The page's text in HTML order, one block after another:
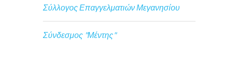
Σύλλογος Επαγγελματιών Μεγανησίου
Σύνδεσμος "Μέντης"